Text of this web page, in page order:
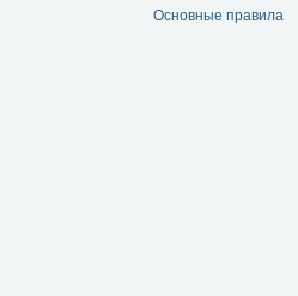
Основные правила